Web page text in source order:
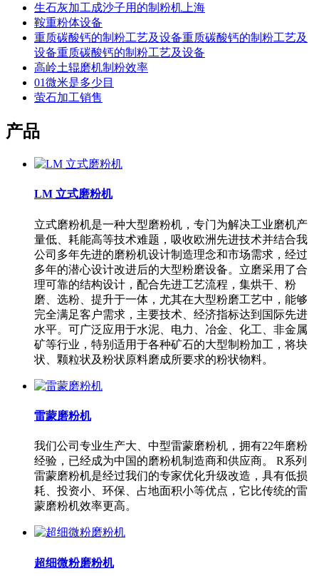
生石灰加工成沙子用的制粉机上海
鞍重粉体设备
重质碳酸钙的制粉工艺及设备重质碳酸钙的制粉工艺及
设备重质碳酸钙的制粉工艺及设备
高岭土辊磨机制粉效率
01微米是多少目
萤石加工销售
产品
LM 立式磨粉机
立式磨粉机是一种大型磨粉机，专门为解决工业磨机产
量低、耗能高等技术难题，吸收欧洲先进技术并结合我
公司多年先进的磨粉机设计制造理念和市场需求，经过
多年的潜心设计改进后的大型粉磨设备。立磨采用了合
理可靠的结构设计，配合先进工艺流程，集烘干、粉
磨、选粉、提升于一体，尤其在大型粉磨工艺中，能够
完全满足客户需求，主要技术、经济指标达到国际先进
水平。可广泛应用于水泥、电力、冶金、化工、非金属
矿等行业，特别适用于各种矿石的大型制粉加工，将块
状、颗粒状及粉状原料磨成所要求的粉状物料。
雷蒙磨粉机
我们公司专业生产大、中型雷蒙磨粉机，拥有22年磨粉
经验，已经成为中国的磨粉机制造商和供应商。 R系列
雷蒙磨粉机是经过我们的专家优化升级改造，具有低损
耗、投资小、环保、占地面积小等优点，它比传统的雷
蒙磨粉机效率更高。
超细微粉磨粉机